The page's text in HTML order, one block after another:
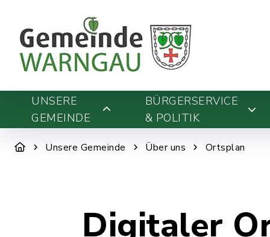
UNSERE
GEMEINDE
BÜRGERSERVICE
& POLITIK
Unsere Gemeinde Über uns Ortsplan
Digitaler